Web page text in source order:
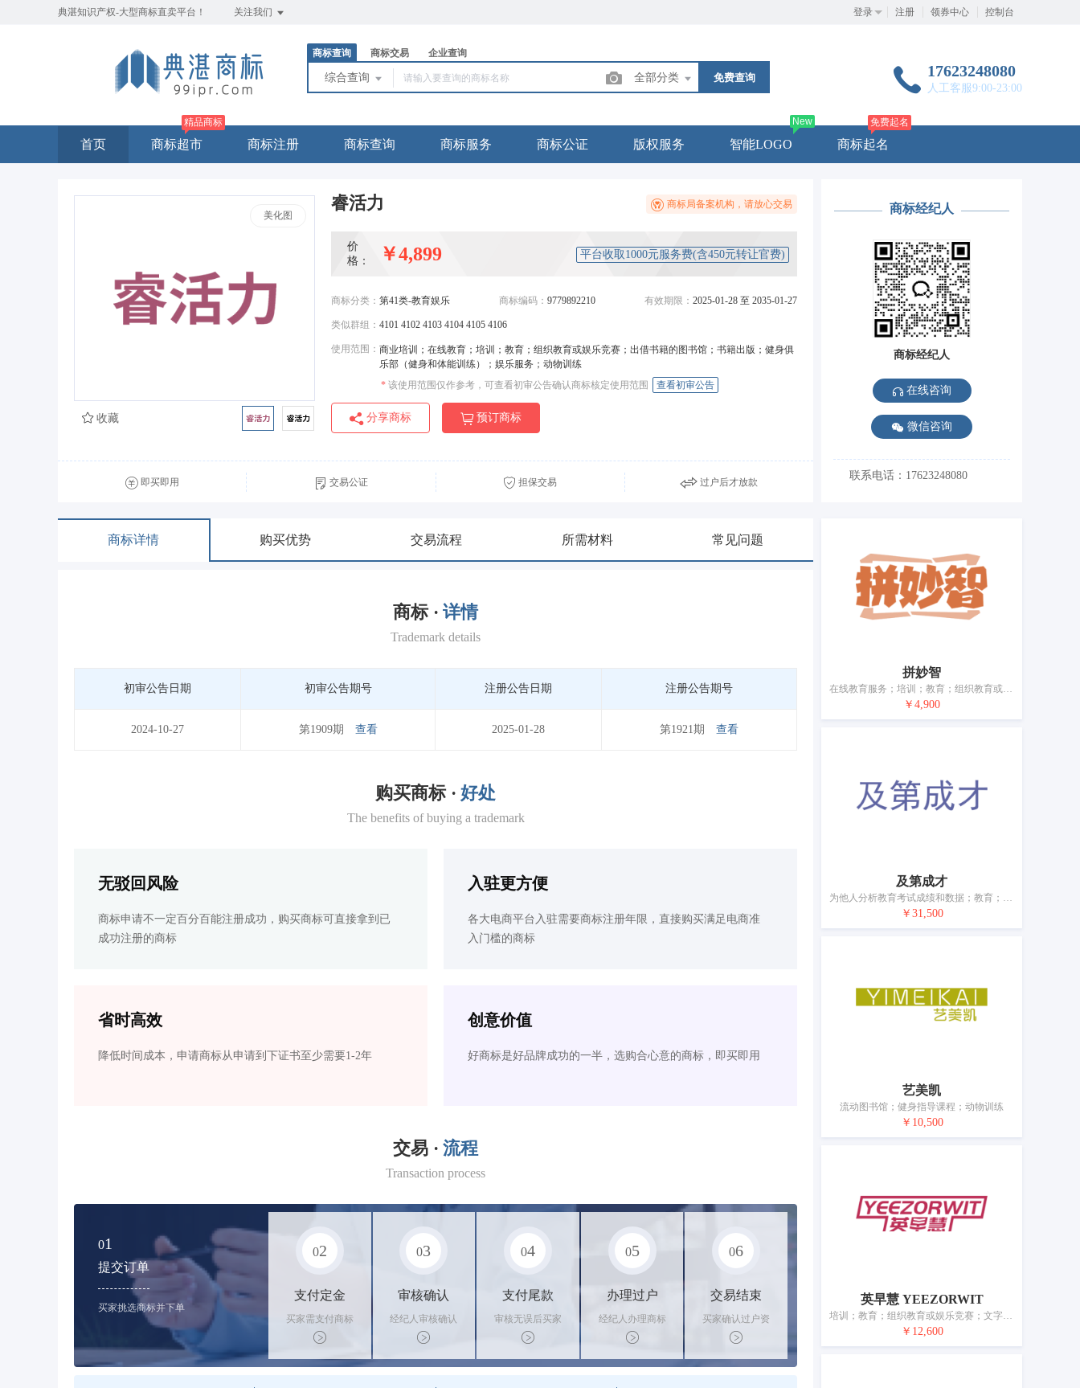
典湛知识产权-大型商标直卖平台！ 关注我们 登录 注册 领券中心 控制台
商标查询 商标交易 企业查询
综合查询 全部分类 免费查询 17623248080
人工客服9:00-23:00
首页 商标超市
精品商标
商标注册 商标查询 商标服务 商标公证 版权服务 智能LOGO
New
商标起名
免费起名
美化图
睿活力 商标局备案机构，请放心交易
价
格：
￥4,899 平台收取1000元服务费(含450元转让官费)
商标分类： 第41类-教育娱乐 商标编码： 9779892210 有效期限： 2025-01-28 至 2035-01-27
类似群组： 4101 4102 4103 4104 4105 4106
使用范围： 商业培训；在线教育；培训；教育；组织教育或娱乐竞赛；出借书籍的图书馆；书籍出版；健身俱
乐部（健身和体能训练）；娱乐服务；动物训练
* 该使用范围仅作参考，可查看初审公告确认商标核定使用范围 查看初审公告
分享商标 预订商标
收藏
即买即用 交易公证 担保交易 过户后才放款
商标详情 购买优势 交易流程 所需材料 常见问题
商标 · 详情
Trademark details
初审公告日期 初审公告期号 注册公告日期 注册公告期号
2024-10-27 第1909期 查看 2025-01-28 第1921期 查看
购买商标 · 好处
The benefits of buying a trademark
无驳回风险
商标申请不一定百分百能注册成功，购买商标可直接拿到已
成功注册的商标
入驻更方便
各大电商平台入驻需要商标注册年限，直接购买满足电商准
入门槛的商标
省时高效
降低时间成本，申请商标从申请到下证书至少需要1-2年
创意价值
好商标是好品牌成功的一半，选购合心意的商标，即买即用
交易 · 流程
Transaction process
01
提交订单
买家挑选商标并下单
02
支付定金
买家需支付商标
标价的50%的购
买订金
03
审核确认
经纪人审核确认
商标状态
04
支付尾款
审核无误后买家
支付尾款，卖家
办理相关手续
05
办理过户
经纪人办理商标
转让手续，交付
相关证书
06
交易结束
买家确认过户资
料后，平台解冻
资金支付卖家
商标经纪人
商标经纪人
在线咨询
微信咨询
联系电话：17623248080
拼妙智
在线教育服务；培训；教育；组织教育或娱乐竞赛；出借书籍的图书馆；书籍出版；广播和电视节目制作；艺术展览；健身俱乐部（健身和体能训练）；娱乐服务
￥4,900
及第成才
为他人分析教育考试成绩和数据；教育；提供教育信息；培训；安排和组织会议；出借书籍的图书馆；书籍和书评出版；摄影；娱乐服务；为艺术家提供模特服务
￥31,500
艺美凯
流动图书馆；健身指导课程；动物训练
￥10,500
英早慧 YEEZORWIT
培训；教育；组织教育或娱乐竞赛；文字出版（广告宣传文本除外）；体育野营服务；在计算机网络上提供在线游戏；娱乐服务；摄影；游乐园服务；游戏器具出租
￥12,600